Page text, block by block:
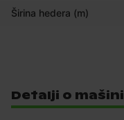
Širina hedera (m)
Detalji o mašini